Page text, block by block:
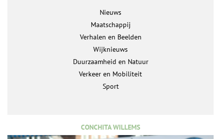
Nieuws
Maatschappij
Verhalen en Beelden
Wijknieuws
Duurzaamheid en Natuur
Verkeer en Mobiliteit
Sport
CONCHITA WILLEMS